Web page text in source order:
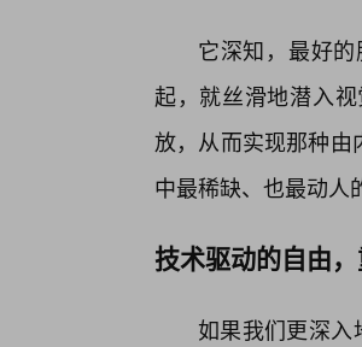
它深知，最好
起，就丝滑地潜入
放，从而实现那种由
中最稀缺、也最动人
技术驱动的自由
如果我们更深入